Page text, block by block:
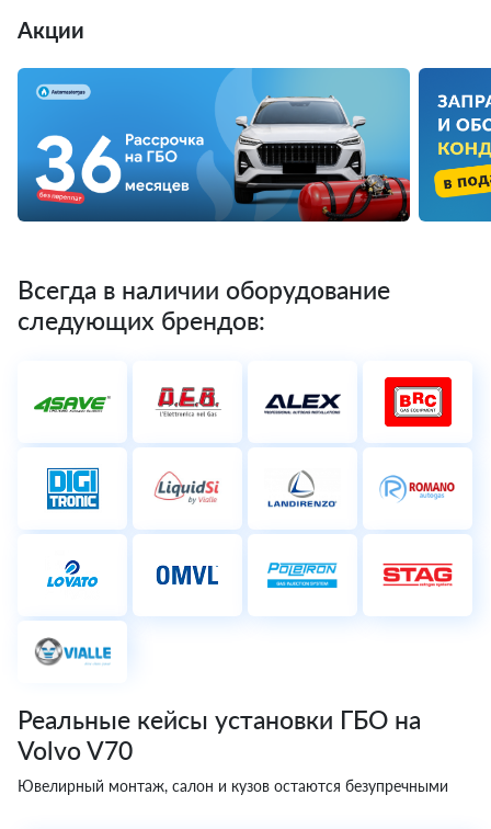
Акции
Всегда в наличии оборудование
следующих брендов:
Реальные кейсы установки ГБО на
Volvo V70
Ювелирный монтаж, салон и кузов остаются безупречными